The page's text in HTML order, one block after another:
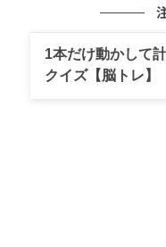
1本だけ動かして
クイズ【脳トレ】